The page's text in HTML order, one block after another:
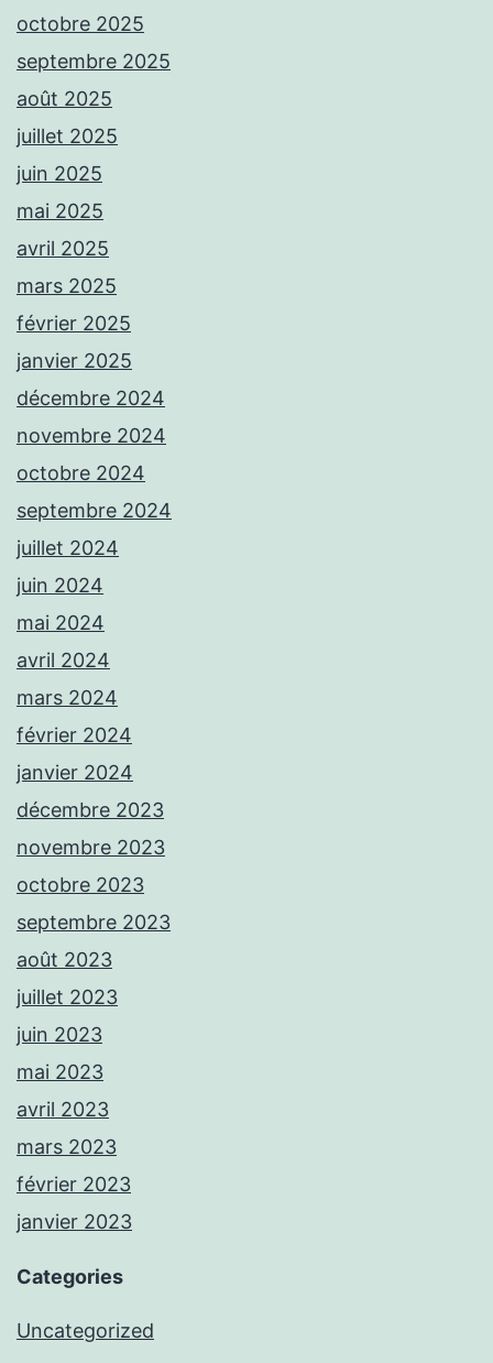
octobre 2025
septembre 2025
août 2025
juillet 2025
juin 2025
mai 2025
avril 2025
mars 2025
février 2025
janvier 2025
décembre 2024
novembre 2024
octobre 2024
septembre 2024
juillet 2024
juin 2024
mai 2024
avril 2024
mars 2024
février 2024
janvier 2024
décembre 2023
novembre 2023
octobre 2023
septembre 2023
août 2023
juillet 2023
juin 2023
mai 2023
avril 2023
mars 2023
février 2023
janvier 2023
Categories
Uncategorized